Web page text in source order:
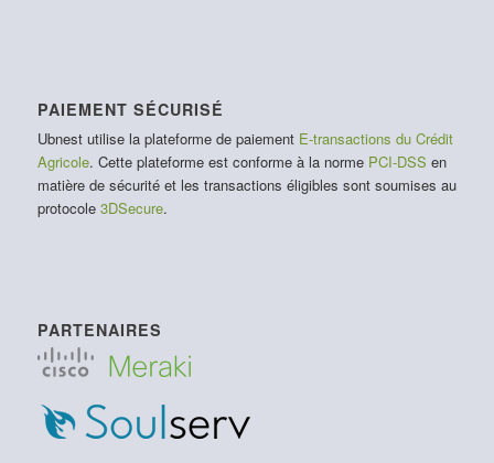
PAIEMENT SÉCURISÉ
Ubnest utilise la plateforme de paiement E-transactions du Crédit
Agricole. Cette plateforme est conforme à la norme PCI-DSS en
matière de sécurité et les transactions éligibles sont soumises au
protocole 3DSecure.
PARTENAIRES